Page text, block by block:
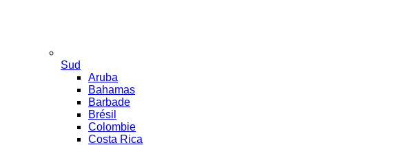
Sud
Aruba
Bahamas
Barbade
Brésil
Colombie
Costa Rica